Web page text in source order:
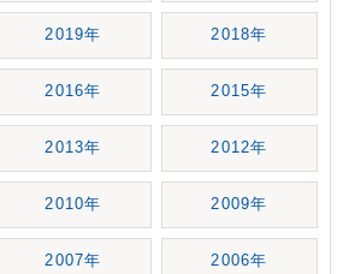
2019年 2018年
2016年 2015年
2013年 2012年
2010年 2009年
2007年 2006年